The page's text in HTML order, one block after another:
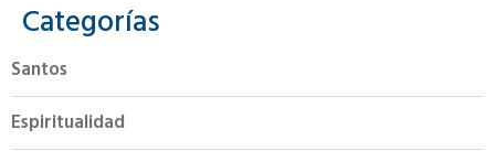
Categorías
Santos
Espiritualidad